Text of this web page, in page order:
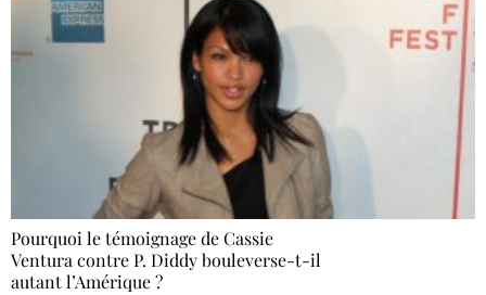
Pourquoi le témoignage de Cassie
Ventura contre P. Diddy bouleverse-t-il
autant l’Amérique ?